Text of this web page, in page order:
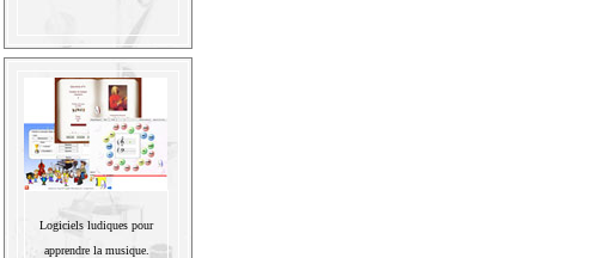
Logiciels ludiques pour
apprendre la musique.